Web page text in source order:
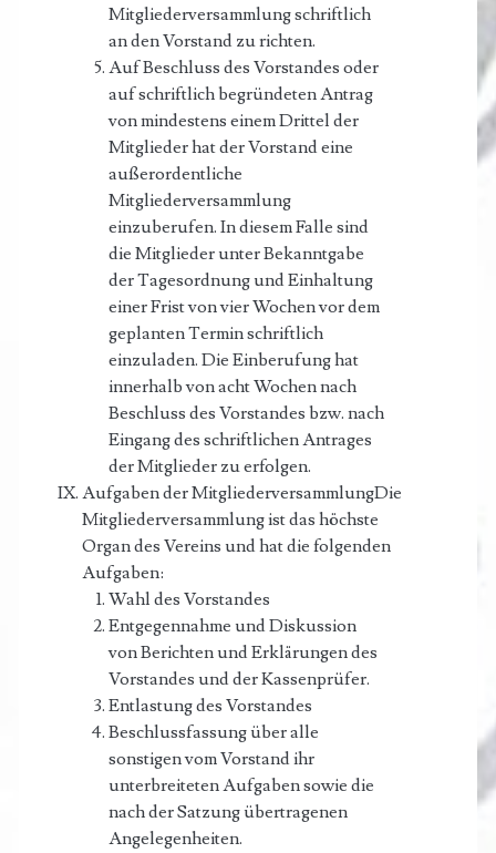
Mitgliederversammlung schriftlich
an den Vorstand zu richten.
Auf Beschluss des Vorstandes oder
auf schriftlich begründeten Antrag
von mindestens einem Drittel der
Mitglieder hat der Vorstand eine
außerordentliche
Mitgliederversammlung
einzuberufen. In diesem Falle sind
die Mitglieder unter Bekanntgabe
der Tagesordnung und Einhaltung
einer Frist von vier Wochen vor dem
geplanten Termin schriftlich
einzuladen. Die Einberufung hat
innerhalb von acht Wochen nach
Beschluss des Vorstandes bzw. nach
Eingang des schriftlichen Antrages
der Mitglieder zu erfolgen.
Aufgaben der MitgliederversammlungDie
Mitgliederversammlung ist das höchste
Organ des Vereins und hat die folgenden
Aufgaben:
Wahl des Vorstandes
Entgegennahme und Diskussion
von Berichten und Erklärungen des
Vorstandes und der Kassenprüfer.
Entlastung des Vorstandes
Beschlussfassung über alle
sonstigen vom Vorstand ihr
unterbreiteten Aufgaben sowie die
nach der Satzung übertragenen
Angelegenheiten.